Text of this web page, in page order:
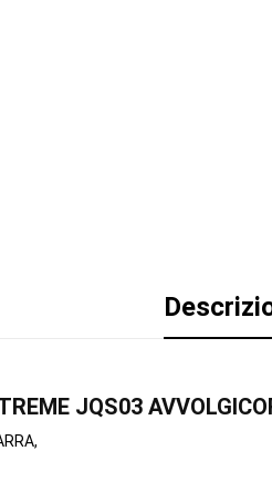
JQS03